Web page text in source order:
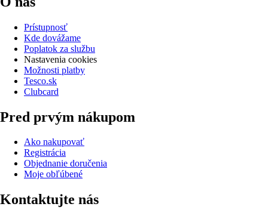
Prístupnosť
Kde dovážame
Poplatok za službu
Nastavenia cookies
Možnosti platby
Tesco.sk
Clubcard
Pred prvým nákupom
Ako nakupovať
Registrácia
Objednanie doručenia
Moje obľúbené
Kontaktujte nás